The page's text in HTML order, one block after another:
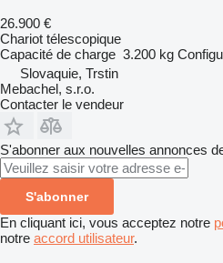
26.900 €
Chariot télescopique
Capacité de charge 3.200 kg
Slovaquie, Trstin
Mebachel, s.r.o.
Contacter le vendeur
S'abonner aux nouvelles annonces
S'abonner
En cliquant ici, vous acceptez notre
notre accord utilisateur.